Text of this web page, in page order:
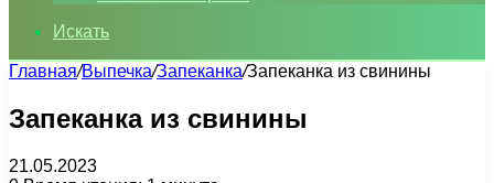
Искать
Главная/Выпечка/Запеканка/Запеканка из свинины
Запеканка из свинины
21.05.2023